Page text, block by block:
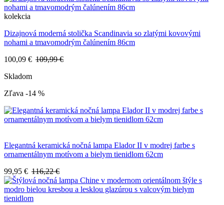
kolekcia
Dizajnová moderná stolička Scandinavia so zlatými kovovými
nohami a tmavomodrým čalúnením 86cm
100,09 € 109,99 €
Skladom
Zľava -14 %
Elegantná keramická nočná lampa Elador II v modrej farbe s
ornamentálnym motívom a bielym tienidlom 62cm
99,95 € 116,22 €